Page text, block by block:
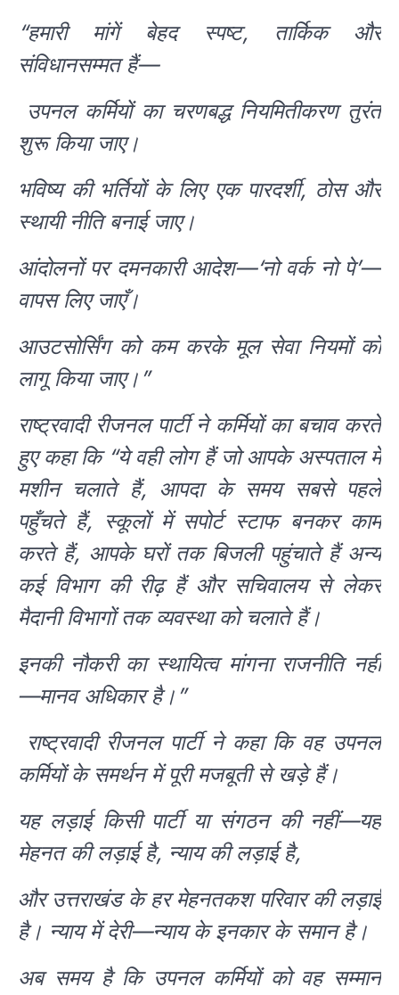
“हमारी मांगें बेहद स्पष्ट, तार्किक और
संविधानसम्मत हैं—
उपनल कर्मियों का चरणबद्ध नियमितीकरण तुरंत
शुरू किया जाए।
भविष्य की भर्तियों के लिए एक पारदर्शी, ठोस और
स्थायी नीति बनाई जाए।
आंदोलनों पर दमनकारी आदेश—‘नो वर्क नो पे’—
वापस लिए जाएँ।
आउटसोर्सिंग को कम करके मूल सेवा नियमों को
लागू किया जाए।”
राष्ट्रवादी रीजनल पार्टी ने कर्मियों का बचाव करते
हुए कहा कि “ये वही लोग हैं जो आपके अस्पताल में
मशीन चलाते हैं, आपदा के समय सबसे पहले
पहुँचते हैं, स्कूलों में सपोर्ट स्टाफ बनकर काम
करते हैं, आपके घरों तक बिजली पहुंचाते हैं अन्य
कई विभाग की रीढ़ हैं और सचिवालय से लेकर
मैदानी विभागों तक व्यवस्था को चलाते हैं।
इनकी नौकरी का स्थायित्व मांगना राजनीति नहीं
—मानव अधिकार है।”
राष्ट्रवादी रीजनल पार्टी ने कहा कि वह उपनल
कर्मियों के समर्थन में पूरी मजबूती से खड़े हैं।
यह लड़ाई किसी पार्टी या संगठन की नहीं—यह
मेहनत की लड़ाई है, न्याय की लड़ाई है,
और उत्तराखंड के हर मेहनतकश परिवार की लड़ाई
है। न्याय में देरी—न्याय के इनकार के समान है।
अब समय है कि उपनल कर्मियों को वह सम्मान